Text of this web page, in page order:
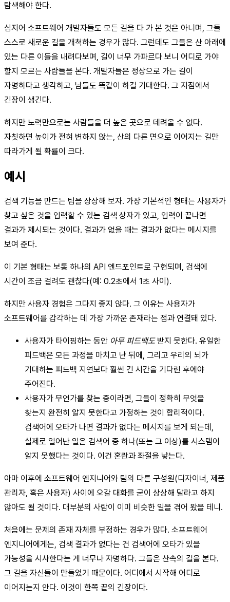
탐색해야 한다.
심지어 소프트웨어 개발자들도 모든 길을 다 가 본 것은 아니며, 그들
스스로 새로운 길을 개척하는 경우가 많다. 그런데도 그들은 산 아래에
있는 다른 이들을 내려다보며, 길이 너무 가파르다 보니 어디로 가야
할지 모르는 사람들을 본다. 개발자들은 정상으로 가는 길이
자명하다고 생각하고, 남들도 똑같이 하길 기대한다. 그 지점에서
긴장이 생긴다.
하지만 노력만으로는 사람들을 더 높은 곳으로 데려올 수 없다.
자칫하면 높이가 전혀 변하지 않는, 산의 다른 면으로 이어지는 길만
따라가게 될 확률이 크다.
예시
검색 기능을 만드는 팀을 상상해 보자. 가장 기본적인 형태는 사용자가
찾고 싶은 것을 입력할 수 있는 검색 상자가 있고, 입력이 끝나면
결과가 제시되는 것이다. 결과가 없을 때는 결과가 없다는 메시지를
보여 준다.
이 기본 형태는 보통 하나의 API 엔드포인트로 구현되며, 검색에
시간이 조금 걸려도 괜찮다(예: 0.2초에서 1초 사이).
하지만 사용자 경험은 그다지 좋지 않다. 그 이유는 사용자가
소프트웨어를 감각하는 데 가장 가까운 존재라는 점과 연결돼 있다.
사용자가 타이핑하는 동안 아무 피드백도받지 못한다. 유일한
피드백은 모든 과정을 마치고 난 뒤에, 그리고 우리의 뇌가
기대하는 피드백 지연보다 훨씬 긴 시간을 기다린 후에야
주어진다.
사용자가 무언가를 찾는 중이라면, 그들이 정확히 무엇을
찾는지 완전히 알지 못한다고 가정하는 것이 합리적이다.
검색어에 오타가 나면 결과가 없다는 메시지를 보게 되는데,
실제로 일어난 일은 검색어 중 하나(또는 그 이상)를 시스템이
알지 못했다는 것이다. 이건 혼란과 좌절을 낳는다.
아마 이후에 소프트웨어 엔지니어와 팀의 다른 구성원(디자이너, 제품
관리자, 혹은 사용자) 사이에 오갈 대화를 굳이 상상해 달라고 하지
않아도 될 것이다. 대부분의 사람이 이미 비슷한 일을 겪어 봤을 테니.
처음에는 문제의 존재 자체를 부정하는 경우가 많다. 소프트웨어
엔지니어에게는, 검색 결과가 없다는 건 검색어에 오타가 있을
가능성을 시사한다는 게 너무나 자명하다. 그들은 산속의 길을 본다.
그 길을 자신들이 만들었기 때문이다. 어디에서 시작해 어디로
이어지는지 안다. 이것이 한쪽 끝의 긴장이다.